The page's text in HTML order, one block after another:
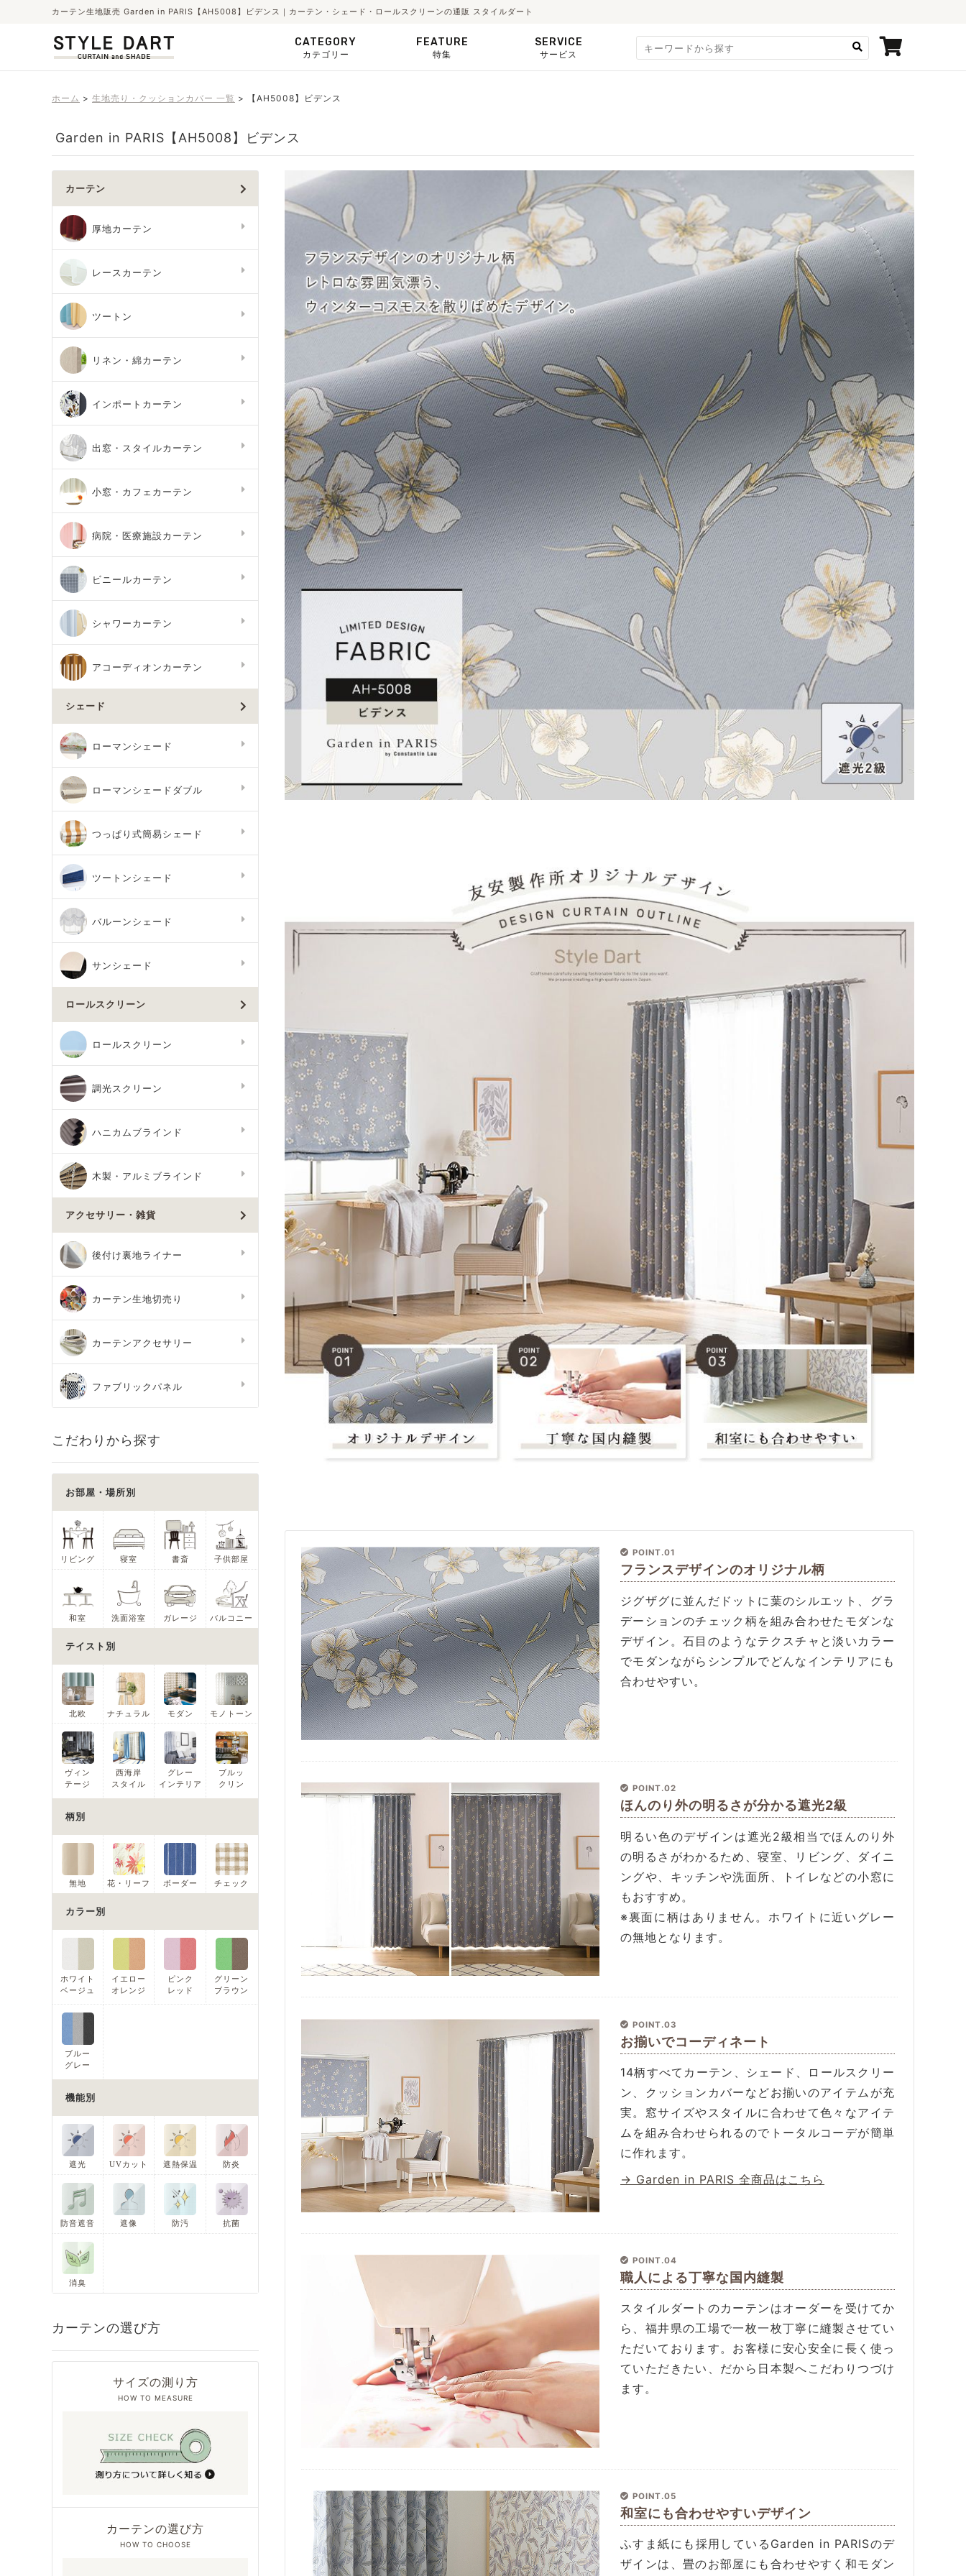
カーテン生地販売 Garden in PARIS【AH5008】ビデンス｜カーテン・シェード・ロールスクリーンの通販 スタイルダート
CATEGORY
カテゴリー
FEATURE
特集
SERVICE
サービス
ホーム 生地売り・クッションカバー 一覧 【AH5008】ビデンス
Garden in PARIS【AH5008】ビデンス
POINT.01
フランスデザインのオリジナル柄
ジグザグに並んだドットに葉のシルエット、グラ
デーションのチェック柄を組み合わせたモダンな
デザイン。石目のようなテクスチャと淡いカラー
でモダンながらシンプルでどんなインテリアにも
合わせやすい。
POINT.02
ほんのり外の明るさが分かる遮光2級
明るい色のデザインは遮光2級相当でほんのり外
の明るさがわかるため、寝室、リビング、ダイニ
ングや、キッチンや洗面所、トイレなどの小窓に
もおすすめ。
※裏面に柄はありません。ホワイトに近いグレー
の無地となります。
POINT.03
お揃いでコーディネート
14柄すべてカーテン、シェード、ロールスクリー
ン、クッションカバーなどお揃いのアイテムが充
実。窓サイズやスタイルに合わせて色々なアイテ
ムを組み合わせられるのでトータルコーデが簡単
に作れます。
→ Garden in PARIS 全商品はこちら
POINT.04
職人による丁寧な国内縫製
スタイルダートのカーテンはオーダーを受けてか
ら、福井県の工場で一枚一枚丁寧に縫製させてい
ただいております。お客様に安心安全に長く使っ
ていただきたい、だから日本製へこだわりつづけ
ます。
POINT.05
和室にも合わせやすいデザイン
ふすま紙にも採用しているGarden in PARISのデ
ザインは、畳のお部屋にも合わせやすく和モダン
カーテン
厚地カーテン
レースカーテン
ツートン
リネン・綿カーテン
インポートカーテン
出窓・スタイルカーテン
小窓・カフェカーテン
病院・医療施設カーテン
ビニールカーテン
シャワーカーテン
アコーディオンカーテン
シェード
ローマンシェード
ローマンシェードダブル
つっぱり式簡易シェード
ツートンシェード
バルーンシェード
サンシェード
ロールスクリーン
ロールスクリーン
調光スクリーン
ハニカムブラインド
木製・アルミブラインド
アクセサリー・雑貨
後付け裏地ライナー
カーテン生地切売り
カーテンアクセサリー
ファブリックパネル
こだわりから探す
お部屋・場所別
リビング 寝室 書斎 子供部屋
和室 洗面浴室 ガレージ バルコニー
テイスト別
北欧 ナチュラル モダン モノトーン
ヴィン
テージ
西海岸
スタイル
グレー
インテリア
ブルッ
クリン
柄別
無地 花・リーフ ボーダー チェック
カラー別
ホワイト
ベージュ
イエロー
オレンジ
ピンク
レッド
グリーン
ブラウン
ブルー
グレー
機能別
遮光 UVカット 遮熱保温 防炎
防音遮音 遮像 防汚 抗菌
消臭
カーテンの選び方
サイズの測り方
HOW TO MEASURE
カーテンの選び方
HOW TO CHOOSE